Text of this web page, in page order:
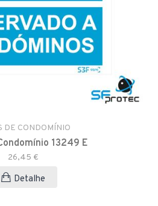
DE CONDOMÍNIO
13249 E
26,45 €
Detalhe